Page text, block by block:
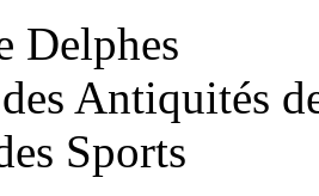
Delphes
Antiquités
Sports